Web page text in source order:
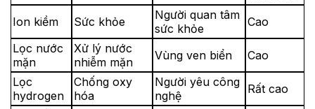
Ion kiềm
Sức khỏe
Người quan tâm
sức khỏe
Cao
Lọc nước
mặn
Xử lý nước
nhiễm mặn
Vùng ven biển
Cao
Lọc
hydrogen
Chống oxy
hóa
Người yêu công
nghệ
Rất cao